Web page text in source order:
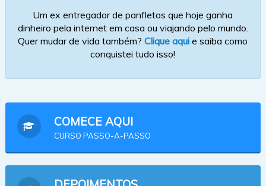
Um ex entregador de panfletos que hoje ganha
dinheiro pela internet em casa ou viajando pelo mundo.
Quer mudar de vida também?Clique aqui e saiba como
conquistei tudo isso!
COMECE AQUI
CURSO PASSO-A-PASSO